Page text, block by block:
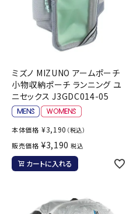
ミズノ MIZUNO アームポーチ
小物収納ポーチ ランニング ユ
ニセックス J3GDC014-05
本体価格 ¥3,190 （税込）
販売価格 ¥3,190 税込
カートに入れる